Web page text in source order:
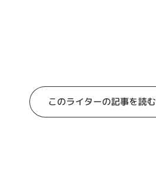
このライターの記事を読む